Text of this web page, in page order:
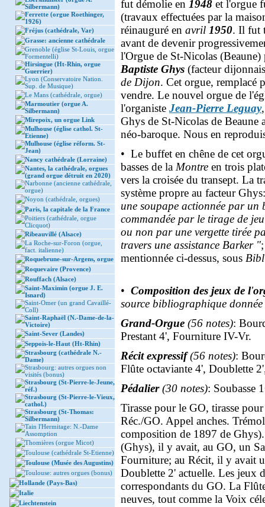
Silbermann)
Ferrette (orgue Roethinger,
1926)
Fréjus (cathédrale, Var)
Grasse: ancienne cathédrale
Grenoble (église St-Louis, orgue
Formentelli)
Hirsingue (Ht-Rhin, orgue
Guerrier)
Lyon (Conservatoire Nation.
Sup. de Musique)
Le Mans (cathédrale, orgue)
Marmoutier (orgue A.
Silbermann)
Mirepoix, un orgue Link
Mulhouse (église cathol. St-
Etienne)
Mulhouse (église réform. St-
Jean)
Nancy cathédrale (Lorraine)
Nantes, la cathédrale, orgues
(grand orgue détruit en 2020)
Narbonne (ancienne cathédrale,
orgue)
Noyon (cathédrale, orgues)
Paris, la capitale de la France
Poitiers (cathédrale, orgue
Clicquot)
Ribeauvillé (Alsace)
La Roche-sur-Foron (orgue,
fact. italienne)
Roquebrune-sur-Argens, orgue
Roquevaire (Provence)
Rouffach (Alsace)
Saint-Maximin (orgue J. E.
Isnard)
Saint-Omer (un grand Cavaillé-
Coll)
Saint-Raphaël (N.-Dame-de-la-
Victoire)
Saint-Sever (Landes)
Seppois-le-Haut (Ht-Rhin)
Strasbourg (cathédrale N.-
Dame)
Strasbourg: autres orgues non
visités (bonus)
Strasbourg (St-Pierre-le-Jeune,
réf.)
Strasbourg (St-Pierre-le-Vieux,
cathol.)
Strasbourg (St-Thomas:
Silbermann)
Tain l'Hermitage: N.-Dame
Assomption
Thomières (orgue Micot)
Toulouse (cathédrale St-Etienne)
Toulouse (Musée des Augustins)
Toulouse: autres orgues (bonus)
Hollande (Pays-Bas)
Italie
Liechtenstein
fut démolie en 1948 et l'orgue
(travaux effectuées par la
réinauguré en avril 1950. Il fut
avant de devenir
l'Orgue de St-Nicolas
Baptiste Ghys (facteur
de Dijon. Cet orgue, remplacé
vendre. Le nouvel orgue de
l'organiste Jean-Pierre Leguay
Ghys de St-Nicolas de Beaune
néo-baroque. Nous en
• Le buffet en chêne de cet
basses de la Montre en trois
vers la croisée du transept. La
système propre au facteur
une soupape actionnée par
commandée par le tirage de
ou non par une vergette tirée
travers une assistance Barker "
mentionnée ci-dessus, sous
• Composition des jeux de l'
source bibliographique
Grand-Orgue (56 notes):
Prestant 4', Fourniture IV-Vr.
Récit expressif(56 notes):
Flûte octaviante 4', Doublette
Pédalier(30 notes): Soubasse
Tirasse pour le GO, tirasse
Réc./GO. Appel anches.
composition de 1897 de
(Ghys), il y avait, au GO, un
Fourniture; au Récit, il y avait
Doublette 2' actuelle. Les jeux
correspondants du GO. La
neuves, tout comme la Voix